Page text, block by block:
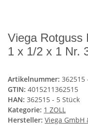
Viega Rotguss
1 x 1/2 x 1 Nr.
Artikelnummer: 362515
GTIN: 4015211362515
HAN: 362515 - 5 Stück
Kategorie: 1 ZOLL
Hersteller: Viega GmbH